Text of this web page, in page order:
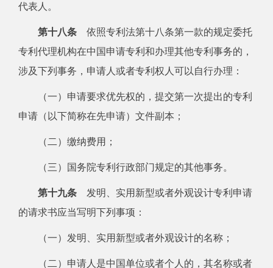
代表人。
第十八条 依照专利法第十八条第一款的规定委托
专利代理机构在中国申请专利和办理其他专利事务的，
涉及下列事务，申请人或者专利权人可以自行办理：
（一）申请要求优先权的，提交第一次提出的专利
申请（以下简称在先申请）文件副本；
（二）缴纳费用；
（三）国务院专利行政部门规定的其他事务。
第十九条 发明、实用新型或者外观设计专利申请
的请求书应当写明下列事项：
（一）发明、实用新型或者外观设计的名称；
（二）申请人是中国单位或者个人的，其名称或者